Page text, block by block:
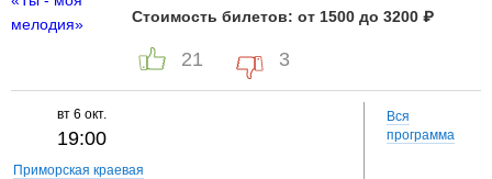
Стоимость билетов: от 1500 до 3200 ₽
21 3
вт 6 окт.
19:00
Приморская краевая
Вся
программа